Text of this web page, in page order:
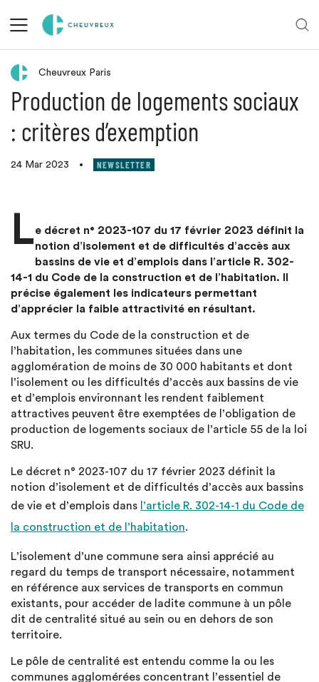
Retour aux actualités
Cheuvreux Paris
Production de logements sociaux
: critères d’exemption
24 Mar 2023 • NEWSLETTER
Le décret n° 2023-107 du 17 février 2023 définit la
notion d’isolement et de difficultés d’accès aux
bassins de vie et d’emplois dans l’article R. 302-
14-1 du Code de la construction et de l’habitation. Il
précise également les indicateurs permettant
d’apprécier la faible attractivité en résultant.
Aux termes du Code de la construction et de
l’habitation, les communes situées dans une
agglomération de moins de 30 000 habitants et dont
l’isolement ou les difficultés d’accès aux bassins de vie
et d’emplois environnant les rendent faiblement
attractives peuvent être exemptées de l’obligation de
production de logements sociaux de l’article 55 de la loi
SRU.
Le décret n° 2023-107 du 17 février 2023 définit la
notion d’isolement et de difficultés d’accès aux bassins
de vie et d’emplois dans l’article R. 302-14-1 du Code de
la construction et de l’habitation.
L’isolement d’une commune sera ainsi apprécié au
regard du temps de transport nécessaire, notamment
en référence aux services de transports en commun
existants, pour accéder de ladite commune à un pôle
dit de centralité situé au sein ou en dehors de son
territoire.
Le pôle de centralité est entendu comme la ou les
communes agglomérées concentrant l’essentiel de